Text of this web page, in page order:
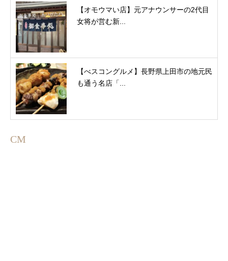
【オモウマい店】元アナウンサーの2代目
女将が営む新...
【べスコングルメ】長野県上田市の地元民
も通う名店「...
CM